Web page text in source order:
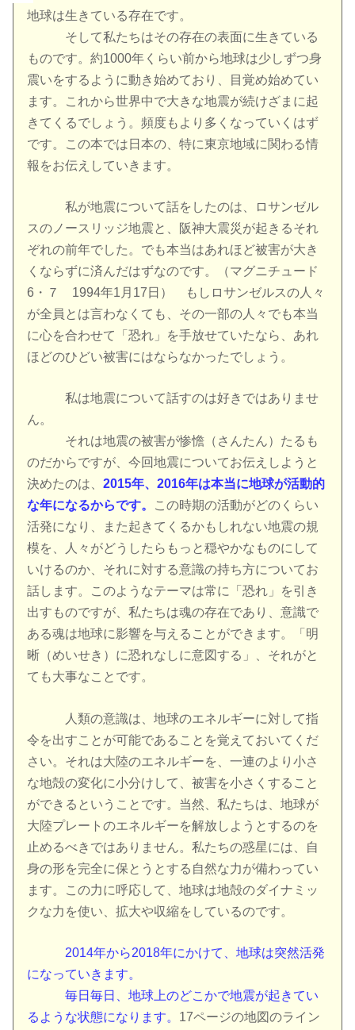
地球は生きている存在です。
そして私たちはその存在の表面に生きている
ものです。約1000年くらい前から地球は少しずつ身
震いをするように動き始めており、目覚め始めてい
ます。これから世界中で大きな地震が続けざまに起
きてくるでしょう。頻度もより多くなっていくはず
です。この本では日本の、特に東京地域に関わる情
報をお伝えしていきます。
私が地震について話をしたのは、ロサンゼル
スのノースリッジ地震と、阪神大震災が起きるそれ
ぞれの前年でした。でも本当はあれほど被害が大き
くならずに済んだはずなのです。（マグニチュード
6・７ 1994年1月17日） もしロサンゼルスの人々
が全員とは言わなくても、その一部の人々でも本当
に心を合わせて「恐れ」を手放せていたなら、あれ
ほどのひどい被害にはならなかったでしょう。
私は地震について話すのは好きではありませ
ん。
それは地震の被害が惨憺（さんたん）たるも
のだからですが、今回地震についてお伝えしようと
決めたのは、2015年、2016年は本当に地球が活動的
な年になるからです。
この時期の活動がどのくらい
活発になり、また起きてくるかもしれない地震の規
模を、人々がどうしたらもっと穏やかなものにして
いけるのか、それに対する意識の持ち方についてお
話します。このようなテーマは常に「恐れ」を引き
出すものですが、私たちは魂の存在であり、意識で
ある魂は地球に影響を与えることができます。「明
晰（めいせき）に恐れなしに意図する」、それがと
ても大事なことです。
人類の意識は、地球のエネルギーに対して指
令を出すことが可能であることを覚えておいてくだ
さい。それは大陸のエネルギーを、一連のより小さ
な地殻の変化に小分けして、被害を小さくすること
ができるということです。当然、私たちは、地球が
大陸プレートのエネルギーを解放しようとするのを
止めるべきではありません。私たちの惑星には、自
身の形を完全に保とうとする自然な力が備わってい
ます。この力に呼応して、地球は地殻のダイナミッ
クな力を使い、拡大や収縮をしているのです。
2014年から2018年にかけて、地球は突然活発
になっていきます。
毎日毎日、地球上のどこかで地震が起きてい
るような状態になります。 17ページの地図のライン